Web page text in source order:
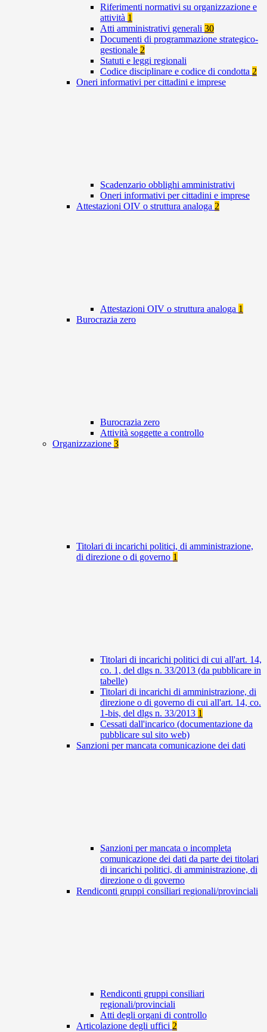
Riferimenti normativi su organizzazione e
attività 1
Atti amministrativi generali 30
Documenti di programmazione strategico-
gestionale 2
Statuti e leggi regionali
Codice disciplinare e codice di condotta 2
Oneri informativi per cittadini e imprese
Scadenzario obblighi amministrativi
Oneri informativi per cittadini e imprese
Attestazioni OIV o struttura analoga 2
Attestazioni OIV o struttura analoga 1
Burocrazia zero
Burocrazia zero
Attività soggette a controllo
Organizzazione 3
Titolari di incarichi politici, di amministrazione,
di direzione o di governo 1
Titolari di incarichi politici di cui all'art. 14,
co. 1, del dlgs n. 33/2013 (da pubblicare in
tabelle)
Titolari di incarichi di amministrazione, di
direzione o di governo di cui all'art. 14, co.
1-bis, del dlgs n. 33/2013 1
Cessati dall'incarico (documentazione da
pubblicare sul sito web)
Sanzioni per mancata comunicazione dei dati
Sanzioni per mancata o incompleta
comunicazione dei dati da parte dei titolari
di incarichi politici, di amministrazione, di
direzione o di governo
Rendiconti gruppi consiliari regionali/provinciali
Rendiconti gruppi consiliari
regionali/provinciali
Atti degli organi di controllo
Articolazione degli uffici 2